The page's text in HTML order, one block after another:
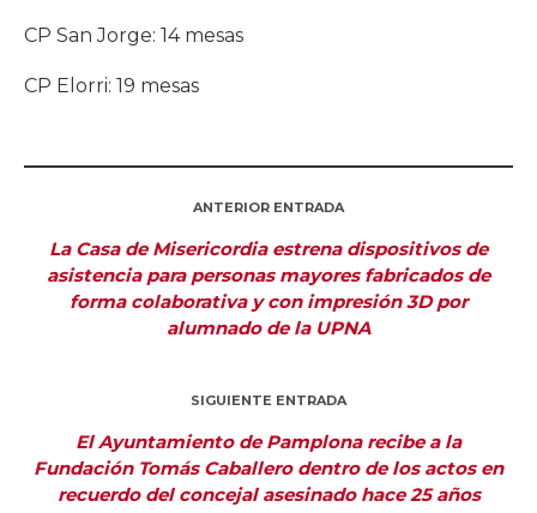
CP San Jorge: 14 mesas
CP Elorri: 19 mesas
ANTERIOR ENTRADA
La Casa de Misericordia estrena dispositivos de
asistencia para personas mayores fabricados de
forma colaborativa y con impresión 3D por
alumnado de la UPNA
SIGUIENTE ENTRADA
El Ayuntamiento de Pamplona recibe a la
Fundación Tomás Caballero dentro de los actos en
recuerdo del concejal asesinado hace 25 años